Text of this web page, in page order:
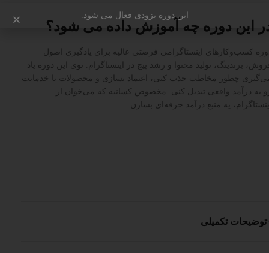
این دوره چه آموزش داده می شود؟
کسب‌وکارهای اینستاگرامی فرصتی عالیه برای یادگیری اصول
برندینگ، تولید محتوا و رشد پیج در اینستاگرام. توی این دوره یاد
چطور مخاطب جذب کنی، اعتماد بسازی و محصولات یا خدماتت
به درآمد واقعی تبدیل کنی. مخصوص کسانیه که می‌خوان از
یه منبع درآمد حرفه‌ای بسازن.
توضیحات تکمیلی
این دوره بزودی فعال می شود.